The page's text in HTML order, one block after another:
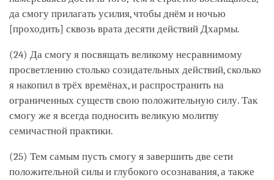
да смогу прилагать усилия, чтобы днём и ночью
[проходить] сквозь врата десяти действий Дхармы.
(24) Да смогу я посвящать великому несравнимому
просветлению столько созидательных действий, сколько
я накопил в трёх времёнах, и распространить на
ограниченных существ свою положительную силу. Так
смогу же я всегда подносить великую молитву
семичастной практики.
(25) Тем самым пусть смогу я завершить две сети
положительной силы и глубокого осознавания, а также